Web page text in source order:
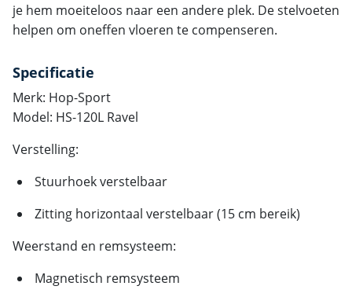
je hem moeiteloos naar een andere plek. De stelvoeten
helpen om oneffen vloeren te compenseren.
Specificatie
Merk: Hop-Sport
Model: HS-120L Ravel
Verstelling:
Stuurhoek verstelbaar
Zitting horizontaal verstelbaar (15 cm bereik)
Weerstand en remsysteem:
Magnetisch remsysteem